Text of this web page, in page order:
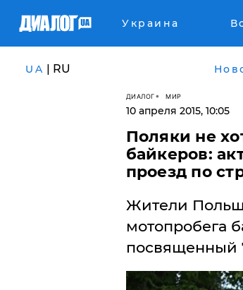
Украина
UA | RU
ДИАЛОГ МИР
10 апреля 2015, 10:05
Поляки не
байкеров:
проезд по
Жители
мотопробега
посвященный